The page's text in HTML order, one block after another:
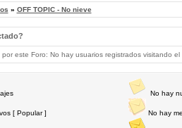
» OFF TOPIC - No nieve
este Foro: No hay usuarios registrados visitando el
[ Popular ]
No hay
No hay